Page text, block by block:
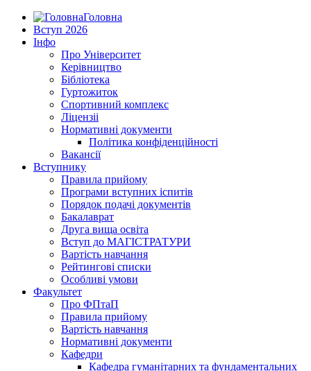
Головна
Вступ 2026
Інфо
Про Університет
Керівництво
Бібліотека
Гуртожиток
Спортивний комплекс
Ліцензіі
Нормативні документи
Політика конфіденційності
Вакансії
Вступнику
Правила прийому
Програми вступних іспитів
Порядок подачі документів
Бакалаврат
Друга вища освіта
Вступ до МАГІСТРАТУРИ
Вартість навчання
Рейтингові списки
Особливі умови
Факультет
Про ФПтаП
Правила прийому
Вартість навчання
Нормативні документи
Кафедри
Кафедра гуманітарних та фундаментальних